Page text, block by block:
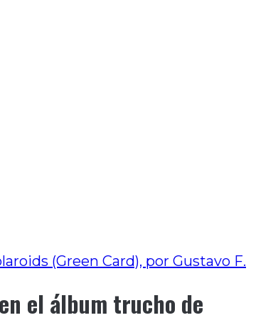
(Green Card), por Gustavo F.
el álbum trucho de